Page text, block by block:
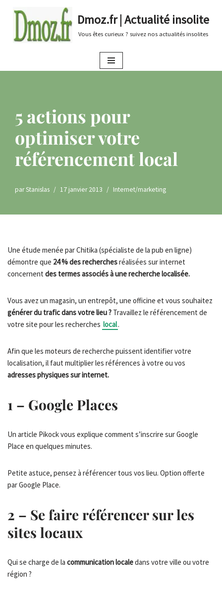
au
Dmoz.fr | Actualité insolite
Vous êtes curieux ? suivez nos actualités insolites
5 actions pour
optimiser votre
référencement local
parStanislas 17 janvier 2013 Internet/marketing
Une étude menée par Chitika (spécialiste de la pub en ligne)
démontre que 24 % des recherchesréalisées sur internet
concernent des termes associés à une recherche localisée.
Vous avez un magasin, un entrepôt, une officine et vous souhaitez
générer du trafic dans votre lieu ? Travaillez le référencement de
votre site pour les recherches local.
Afin que les moteurs de recherche puissent identifier votre
localisation, il faut multiplier les références à votre ou vos
adresses physiques sur internet.
1 – Google Places
Un article Pikock vous explique comment s’inscrire sur Google
Place en quelques minutes.
Petite astuce, pensez à référencer tous vos lieu. Option offerte
par Google Place.
2 – Se faire référencer sur les
sites locaux
Qui se charge de la communication localedans votre ville ou votre
région ?